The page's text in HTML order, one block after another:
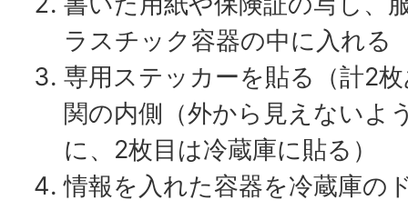
ラスチック容器の中に入れる
専用ステッカーを貼る（計2
関の内側（外から見えないよ
に、2枚目は冷蔵庫に貼る）
情報を入れた容器を冷蔵庫の